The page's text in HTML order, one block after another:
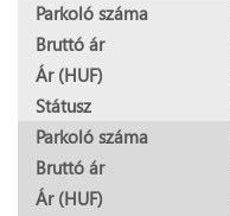
Parkoló száma
Bruttó ár
Ár (HUF)
Státusz
Parkoló száma
Bruttó ár
Ár (HUF)